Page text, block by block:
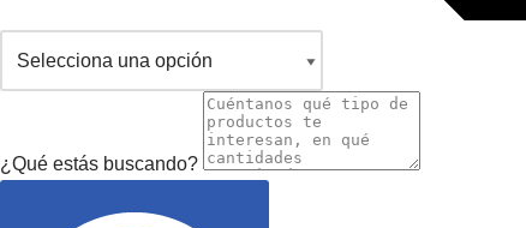
¿Qué estás buscando?